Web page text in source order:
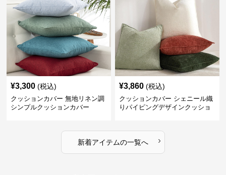
¥3,300 (税込)
クッションカバー 無地リネン調
シンプルクッションカバー
¥3,860 (税込)
クッションカバー シェニール織
りパイピングデザインクッショ
新着アイテムの一覧へ ›